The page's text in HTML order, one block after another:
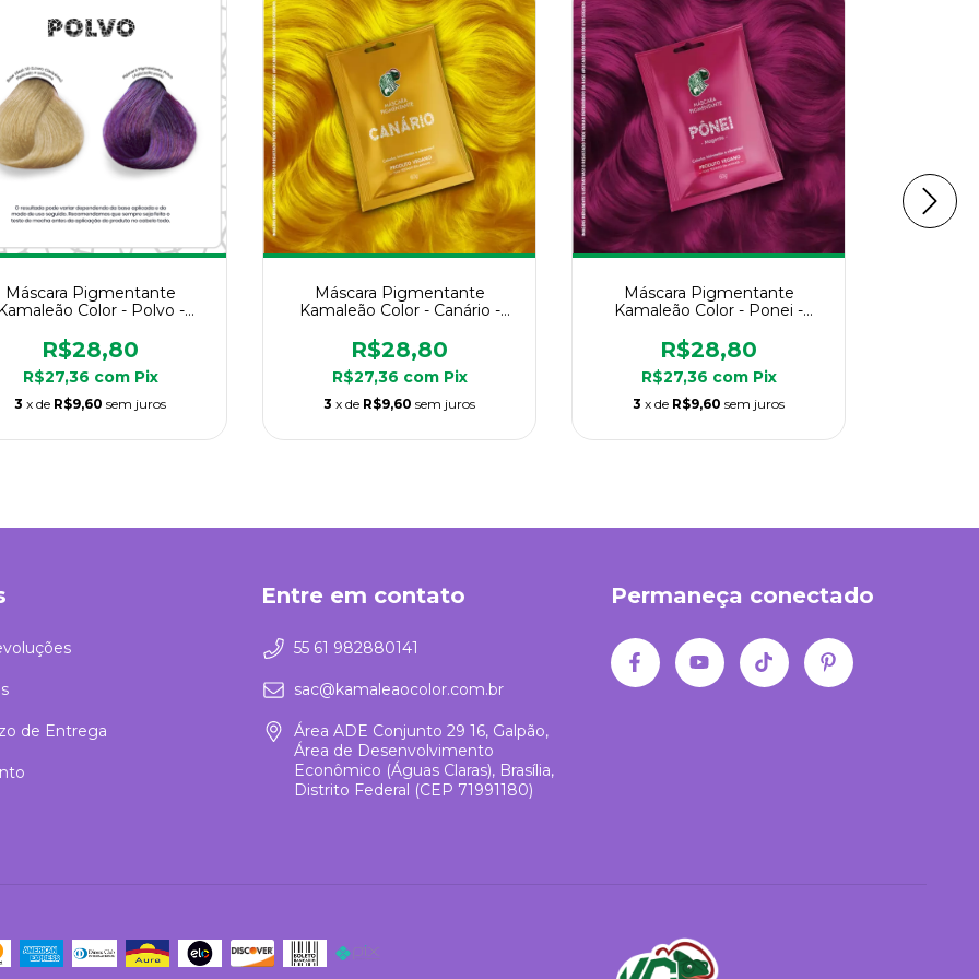
Máscara Pigmentante
Kamaleão Color - Polvo -
R$28,80
R$27,36 com Pix
3 x de R$9,60 sem juros
Máscara Pigmentante
Kamaleão Color - Canário -
R$28,80
R$27,36 com Pix
3 x de R$9,60 sem juros
Máscara Pigmentante
Kamaleão Color - Ponei -
R$28,80
R$27,36 com Pix
3 x de R$9,60 sem juros
de Entrega
Entre em contato
55 61 982880141
sac@kamaleaocolor.com.br
Área ADE Conjunto 29 16, Galpão,
Área de Desenvolvimento
Econômico (Águas Claras), Brasília,
Distrito Federal (CEP 71991180)
Permaneça conectado